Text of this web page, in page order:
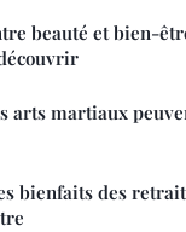
beauté et bien-
arts martiaux
bienfaits des